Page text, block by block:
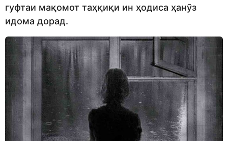
гуфтаи мақомот таҳқиқи ин ҳодиса ҳанӯз
идома дорад.